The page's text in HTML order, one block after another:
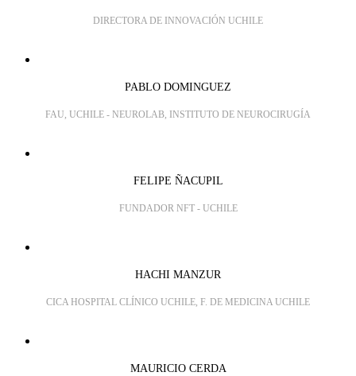
DIRECTORA DE INNOVACIÓN UCHILE
PABLO DOMINGUEZ
FAU, UCHILE - NEUROLAB, INSTITUTO DE NEUROCIRUGÍA
FELIPE ÑACUPIL
FUNDADOR NFT - UCHILE
HACHI MANZUR
CICA HOSPITAL CLÍNICO UCHILE, F. DE MEDICINA UCHILE
MAURICIO CERDA